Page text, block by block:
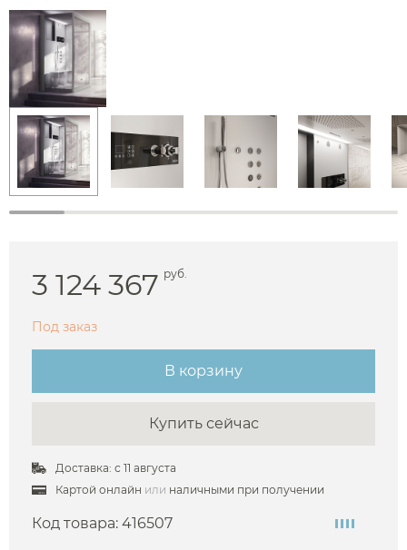
3 124 367 руб.
Под заказ
В корзину
Купить сейчас
Доставка: с 11 августа
Картой онлайн или наличными при получении
Код товара: 416507